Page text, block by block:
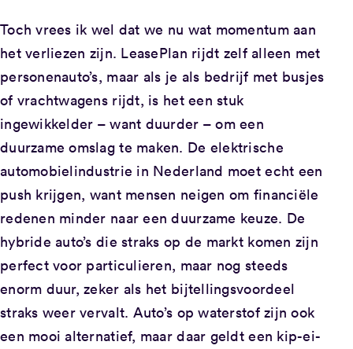
Toch vrees ik wel dat we nu wat momentum aan
het verliezen zijn. LeasePlan rijdt zelf alleen met
personenauto’s, maar als je als bedrijf met busjes
of vrachtwagens rijdt, is het een stuk
ingewikkelder – want duurder – om een
duurzame omslag te maken. De elektrische
automobielindustrie in Nederland moet echt een
push krijgen, want mensen neigen om financiële
redenen minder naar een duurzame keuze. De
hybride auto’s die straks op de markt komen zijn
perfect voor particulieren, maar nog steeds
enorm duur, zeker als het bijtellingsvoordeel
straks weer vervalt. Auto’s op waterstof zijn ook
een mooi alternatief, maar daar geldt een kip-ei-